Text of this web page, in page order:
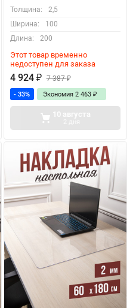
Толщина:
2,5
Ширина:
100
Длина:
200
Этот товар временно
недоступен для заказа
4 924 ₽ 7 387₽
- 33% Экономия 2 463 ₽
10 августа